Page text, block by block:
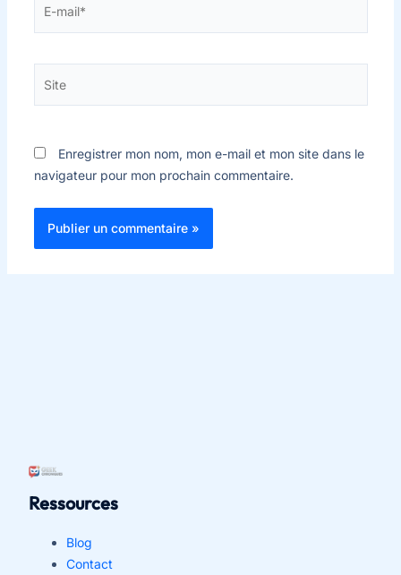
Enregistrer mon nom, mon e-mail et mon site dans le
navigateur pour mon prochain commentaire.
Ressources
Blog
Contact